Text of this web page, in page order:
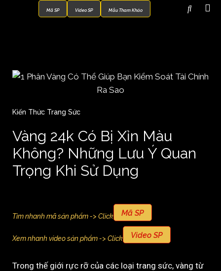
Mã SP Video SP Mẫu Tham Khảo
Kiến Thức Trang Sức
Vàng 24k Có Bị Xỉn Màu
Không? Những Lưu Ý Quan
Trọng Khi Sử Dụng
Tìm nhanh mã sản phẩm -> Click Mã SP
Xem nhanh video sản phẩm -> Click Video SP
Trong thế giới rực rỡ của các loại trang sức, vàng từ